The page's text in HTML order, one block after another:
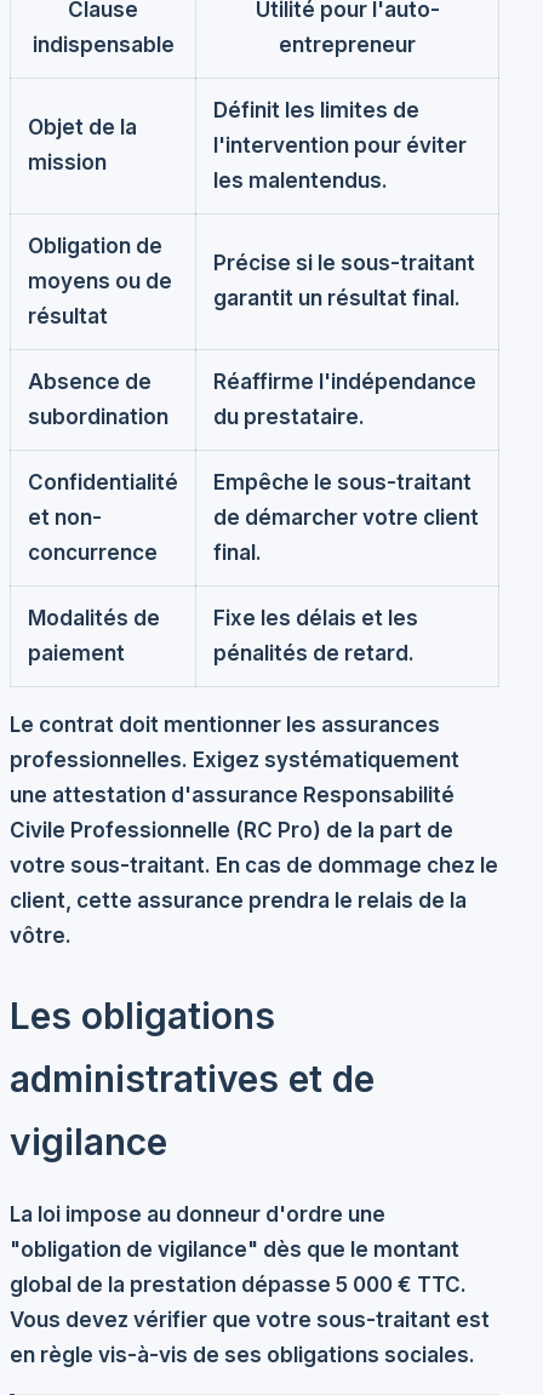
Clause
indispensable
Utilité pour l'auto-
entrepreneur
Objet de la
mission
Définit les limites de
l'intervention pour éviter
les malentendus.
Obligation de
moyens ou de
résultat
Précise si le sous-traitant
garantit un résultat final.
Absence de
subordination
Réaffirme l'indépendance
du prestataire.
Confidentialité
et non-
concurrence
Empêche le sous-traitant
de démarcher votre client
final.
Modalités de
paiement
Fixe les délais et les
pénalités de retard.
Le contrat doit mentionner les assurances
professionnelles. Exigez systématiquement
une attestation d'assurance Responsabilité
Civile Professionnelle (RC Pro) de la part de
votre sous-traitant. En cas de dommage chez le
client, cette assurance prendra le relais de la
vôtre.
Les obligations
administratives et de
vigilance
La loi impose au donneur d'ordre une
"obligation de vigilance" dès que le montant
global de la prestation dépasse 5 000 € TTC.
Vous devez vérifier que votre sous-traitant est
en règle vis-à-vis de ses obligations sociales.